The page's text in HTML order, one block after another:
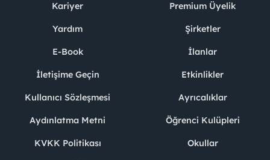
Kariyer
Yardım
E-Book
İletişime Geçin
Kullanıcı Sözleşmesi
Aydınlatma Metni
KVKK Politikası
Premium Üyelik
Şirketler
İlanlar
Etkinlikler
Ayrıcalıklar
Öğrenci Kulüpleri
Okullar